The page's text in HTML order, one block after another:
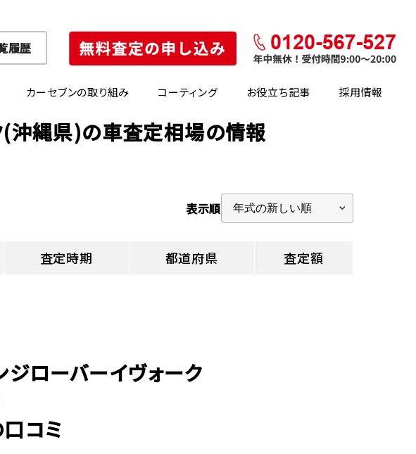
カーセブンの取り組み コーティング お役立ち記事 採用情報
履歴
沖縄県)の車査定相場の情報
表示順
査定時期 都道府県 査定額
ローバーイヴォーク
コミ